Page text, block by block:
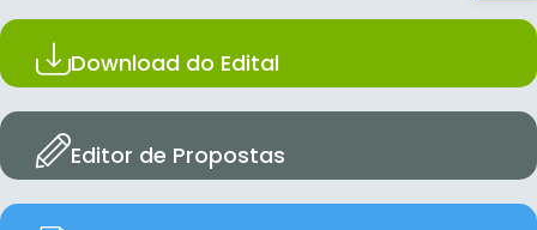
Download do Edital
Editor de Propostas